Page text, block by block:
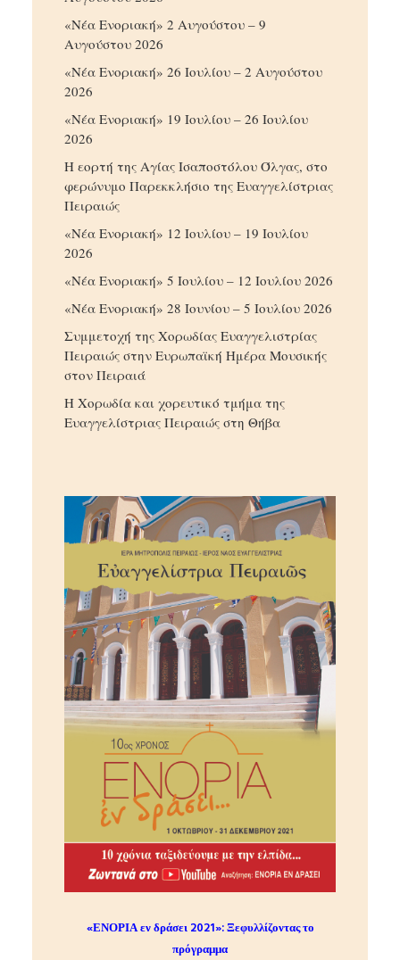
«Νέα Ενοριακή» 2 Αυγούστου – 9
Αυγούστου 2026
«Νέα Ενοριακή» 26 Ιουλίου – 2 Αυγούστου
2026
«Νέα Ενοριακή» 19 Ιουλίου – 26 Ιουλίου
2026
Η εορτή της Αγίας Ισαποστόλου Όλγας, στο
φερώνυμο Παρεκκλήσιο της Ευαγγελίστριας
Πειραιώς
«Νέα Ενοριακή» 12 Ιουλίου – 19 Ιουλίου
2026
«Νέα Ενοριακή» 5 Ιουλίου – 12 Ιουλίου 2026
«Νέα Ενοριακή» 28 Ιουνίου – 5 Ιουλίου 2026
Συμμετοχή της Χορωδίας Ευαγγελιστρίας
Πειραιώς στην Ευρωπαϊκή Ημέρα Μουσικής
στον Πειραιά
Η Χορωδία και χορευτικό τμήμα της
Ευαγγελίστριας Πειραιώς στη Θήβα
«ΕΝΟΡΙΑ εν δράσει 2021»:Ξεφυλλίζοντας το
πρόγραμμα